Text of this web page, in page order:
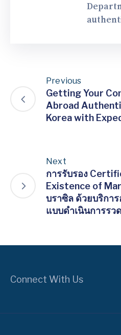
Previous
Getting Your
Abroad
Korea with
Next
การรับรอง
Existence of
บราซิล ด้วยบริกา
แบบดำเนินการรว
Connect With Us